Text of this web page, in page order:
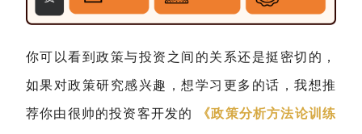
你可以看到政策与投资之间的关系还是挺密切的，
如果对政策研究感兴趣，想学习更多的话，我想推
荐你由很帅的投资客开发的 《政策分析方法论训练